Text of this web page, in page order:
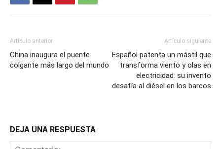
Artículo anterior
China inaugura el puente
colgante más largo del mundo
Artículo siguiente
Español patenta un mástil que
transforma viento y olas en
electricidad: su invento
desafía al diésel en los barcos
DEJA UNA RESPUESTA